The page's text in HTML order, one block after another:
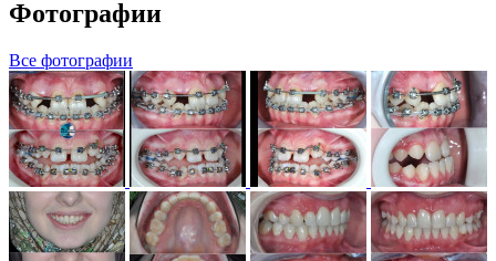
Фотографии
Все фотографии